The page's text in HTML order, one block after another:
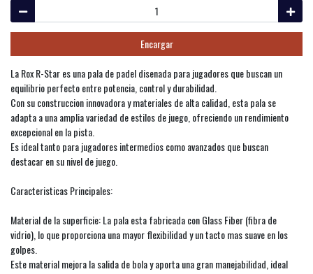
Encargar
La Rox R-Star es una pala de padel disenada para jugadores que buscan un
equilibrio perfecto entre potencia, control y durabilidad.
Con su construccion innovadora y materiales de alta calidad, esta pala se
adapta a una amplia variedad de estilos de juego, ofreciendo un rendimiento
excepcional en la pista.
Es ideal tanto para jugadores intermedios como avanzados que buscan
destacar en su nivel de juego.
Caracteristicas Principales:
Material de la superficie: La pala esta fabricada con Glass Fiber (fibra de
vidrio), lo que proporciona una mayor flexibilidad y un tacto mas suave en los
golpes.
Este material mejora la salida de bola y aporta una gran manejabilidad, ideal